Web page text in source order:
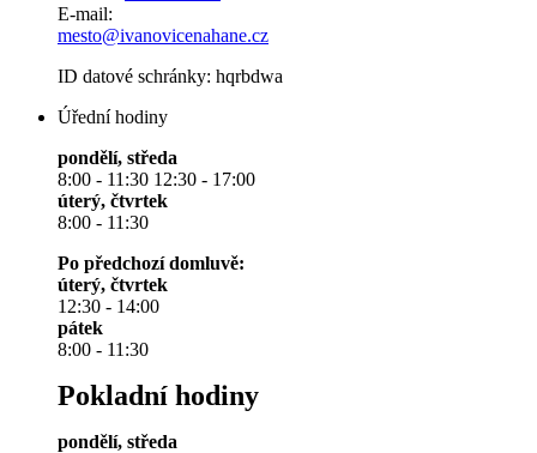
E-mail:
mesto@ivanovicenahane.cz
ID datové schránky: hqrbdwa
Úřední hodiny
pondělí, středa
8:00 - 11:30 12:30 - 17:00
úterý, čtvrtek
8:00 - 11:30
Po předchozí domluvě:
úterý, čtvrtek
12:30 - 14:00
pátek
8:00 - 11:30
Pokladní hodiny
pondělí, středa